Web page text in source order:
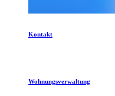
Kontakt
Wohnungsverwaltung